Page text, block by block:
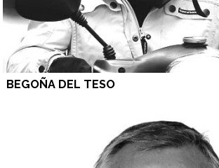
BEGOÑA DEL TESO